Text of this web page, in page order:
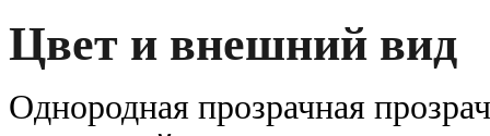
Цвет и внешний вид
Однородная прозрачная